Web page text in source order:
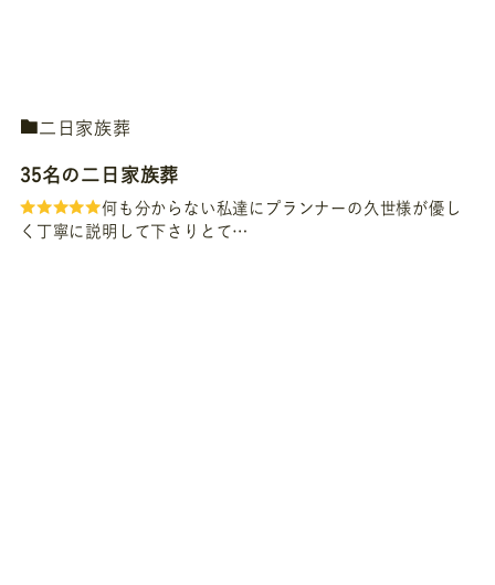
二日家族葬
35名の二日家族葬
何も分からない私達にプランナーの久世様が優し
く丁寧に説明して下さりとて…